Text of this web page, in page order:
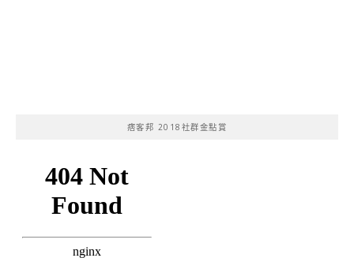
痞客邦 2018社群金點賞